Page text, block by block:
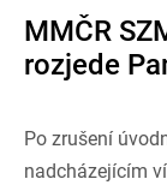
MMČR
rozjede
Po zrušení
nadcházejícím